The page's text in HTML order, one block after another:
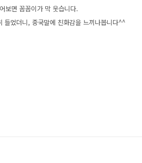
보면 꼼꼼이가 막 웃습니다.
들었더니, 중국말에 친화감을 느끼나봅니다^^